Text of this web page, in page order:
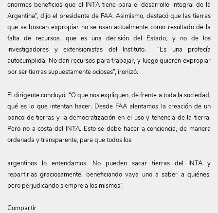
enormes beneficios que el INTA tiene para el desarrollo integral de la
Argentina”, dijo el presidente de FAA. Asimismo, destacó que las tierras
que se buscan expropiar no se usan actualmente como resultado de la
falta de recursos, que es una decisión del Estado, y no de los
investigadores y extensionistas del Instituto. “Es una profecía
autocumplida. No dan recursos para trabajar, y luego quieren expropiar
por ser tierras supuestamente ociosas”, ironizó.
El dirigente concluyó: “O que nos expliquen, de frente a toda la sociedad,
qué es lo que intentan hacer. Desde FAA alentamos la creación de un
banco de tierras y la democratización en el uso y tenencia de la tierra.
Pero no a costa del INTA. Esto se debe hacer a conciencia, de manera
ordenada y transparente, para que todos los
argentinos lo entendamos. No pueden sacar tierras del INTA y
repartirlas graciosamente, beneficiando vaya uno a saber a quiénes,
pero perjudicando siempre a los mismos”.
Compartir